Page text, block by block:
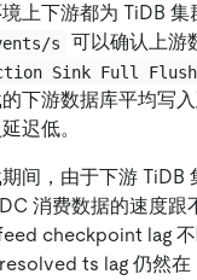
上下游都为 TiDB 集
s
可以确认上游
Sink Full
下游数据库平均写
迟低。
间，由于下游 TiDB
消费数据的速度跟
checkpoint lag 不
ts lag 仍然在